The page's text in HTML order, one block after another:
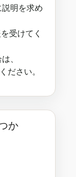
明を求め
受けてく
、
ださい。
か